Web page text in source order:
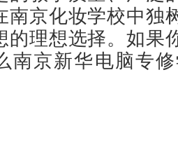
南京化妆学校中独
的理想选择。如果
南京新华电脑专